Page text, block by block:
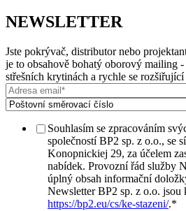
NEWSLETTER
Jste pokrývač, distributor nebo
je to obsahově bohatý oborový mailing
střešních krytinách a rychle se
Souhlasím se zpracováním
společností BP2 sp. z o.o., se
Konopnickiej 29, za účelem
nabídek. Provozní řád služby
úplný obsah informační
Newsletter BP2 sp. z o.o. jsou
https://bp2.eu/cs/ke-stazeni/.*